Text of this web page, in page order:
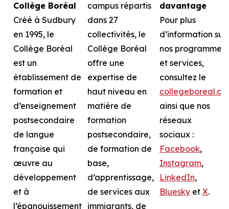
Collège Boréal
Créé à Sudbury
en 1995, le
Collège Boréal
est un
établissement de
formation et
d’enseignement
postsecondaire
de langue
française qui
œuvre au
développement
et à
l’épanouissement
campus répartis
dans 27
collectivités, le
Collège Boréal
offre une
expertise de
haut niveau en
matière de
formation
postsecondaire,
de formation de
base,
d’apprentissage,
de services aux
immigrants, de
davantage
Pour plus
d’information sur
nos programmes
et services,
consultez le
collegeboreal.ca
ainsi que nos
réseaux
sociaux :
Facebook,
Instagram,
LinkedIn,
Bluesky et X.